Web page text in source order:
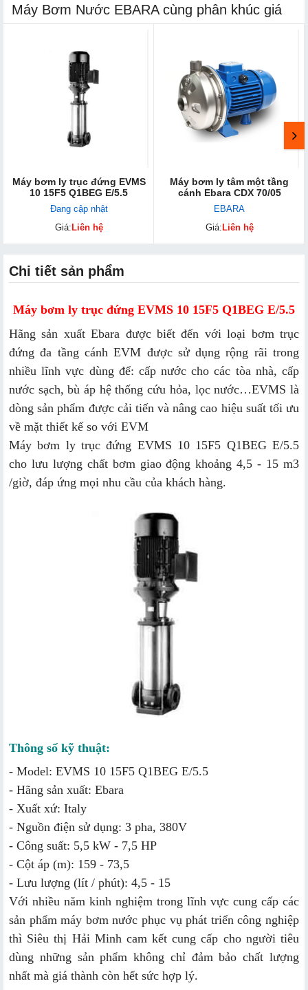
Máy Bơm Nước EBARA cùng phân khúc giá
Máy bơm ly trục đứng EVMS
10 15F5 Q1BEG E/5.5
Đang cập nhật
Giá: Liên hệ
Máy bơm ly tâm một ​tầng
cánh Ebara CDX 70/05
EBARA
Giá: Liên hệ
Chi tiết sản phẩm
Máy bơm ly trục đứng EVMS 10 15F5 Q1BEG E/5.5
Hãng sản xuất Ebara được biết đến với loại bơm trục
đứng đa tầng cánh EVM được sử dụng rộng rãi trong
nhiều lĩnh vực dùng để: cấp nước cho các tòa nhà, cấp
nước sạch, bù áp hệ thống cứu hỏa, lọc nước…EVMS là
dòng sản phẩm được cải tiến và nâng cao hiệu suất tối ưu
về mặt thiết kế so với EVM
Máy bơm ly trục đứng EVMS 10 15F5 Q1BEG E/5.5
cho lưu lượng chất bơm giao động khoảng 4,5 - 15 m3
/giờ, đáp ứng mọi nhu cầu của khách hàng.
Thông số kỹ thuật:
- Model: EVMS 10 15F5 Q1BEG E/5.5
- Hãng sản xuất: Ebara
- Xuất xứ: Italy
- Nguồn điện sử dụng: 3 pha, 380V
- Công suất: 5,5 kW - 7,5 HP
- Cột áp (m): 159 - 73,5
- Lưu lượng (lít / phút): 4,5 - 15
Với nhiều năm kinh nghiệm trong lĩnh vực cung cấp các
sản phẩm máy bơm nước phục vụ phát triển công nghiệp
thì Siêu thị Hải Minh cam kết cung cấp cho người tiêu
dùng những sản phẩm không chỉ đảm bảo chất lượng
nhất mà giá thành còn hết sức hợp lý.